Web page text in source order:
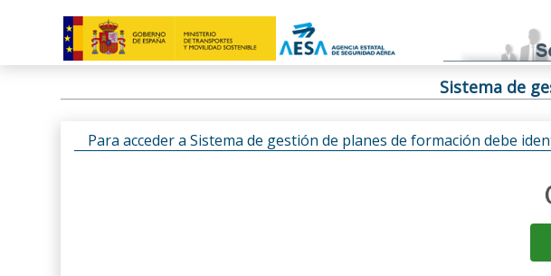
Sistema de
Para acceder a Sistema de gestión de planes de formación debe